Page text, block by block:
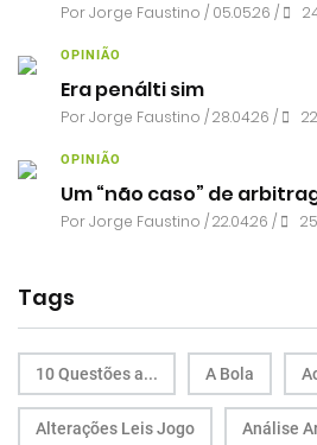
PorJorge Faustino / 05.05.26 /
OPINIÃO
Era penálti sim
PorJorge Faustino / 28.04.26 /
OPINIÃO
Um “não caso” de
PorJorge Faustino / 22.04.26 /
Tags
10 Questões a... A Bola
Alterações Leis Jogo Análise